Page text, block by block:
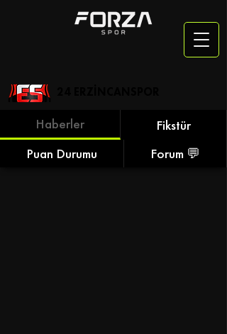
Haberler
Fikstür
Puan Durumu
Forum 💬